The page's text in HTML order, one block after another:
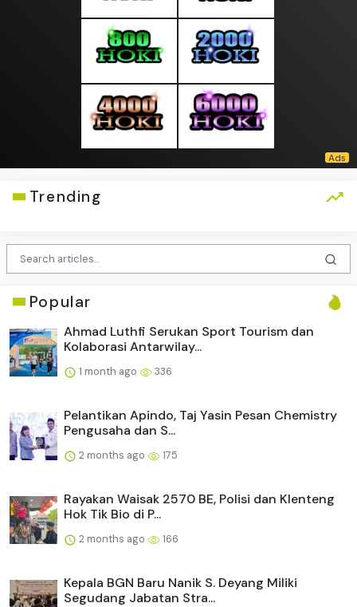
Trending
Popular
Ahmad Luthfi Serukan Sport Tourism dan
Kolaborasi Antarwilay...
1 month ago 336
Pelantikan Apindo, Taj Yasin Pesan Chemistry
Pengusaha dan S...
2 months ago 175
Rayakan Waisak 2570 BE, Polisi dan Klenteng
Hok Tik Bio di P...
2 months ago 166
Kepala BGN Baru Nanik S. Deyang Miliki
Segudang Jabatan Stra...